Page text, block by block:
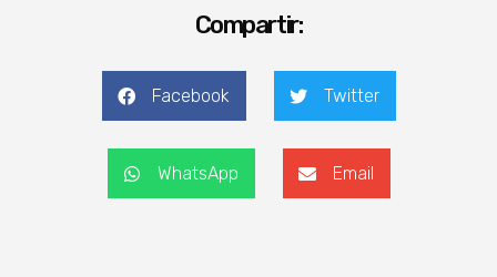
Compartir:
Facebook Twitter
WhatsApp Email